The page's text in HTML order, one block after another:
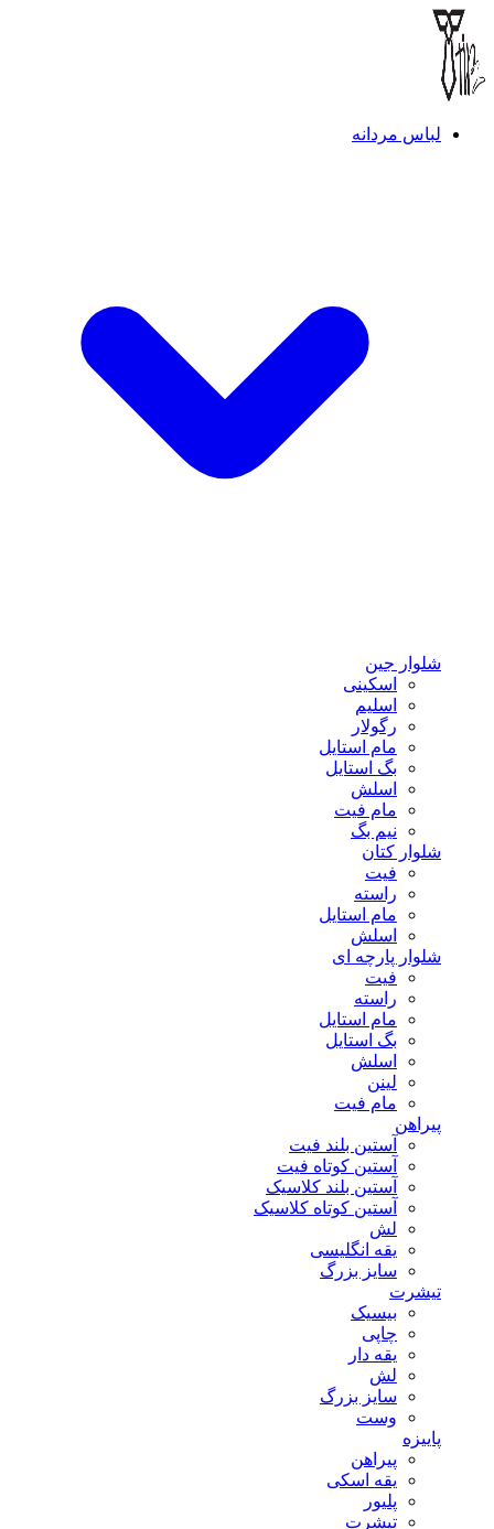
لباس مردانه
شلوار جین
اسکینی
اسلیم
رگولار
مام استایل
بگ استایل
اسلش
مام فیت
نیم بگ
شلوار کتان
فیت
راسته
مام استایل
اسلش
شلوار پارچه ای
فیت
راسته
مام استایل
بگ استایل
اسلش
لینن
مام فیت
پیراهن
آستین بلند فیت
آستین کوتاه فیت
آستین بلند کلاسیک
آستین کوتاه کلاسیک
لش
یقه انگلیسی
سایز بزرگ
تیشرت
بیسیک
چاپی
یقه دار
لش
سایز بزرگ
وست
پاییزه
پیراهن
یقه اسکی
پلیور
تیشرت